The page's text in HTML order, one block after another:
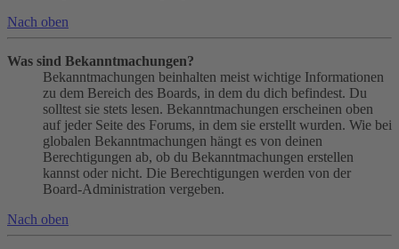
Nach oben
Was sind Bekanntmachungen?
Bekanntmachungen beinhalten meist wichtige Informationen
zu dem Bereich des Boards, in dem du dich befindest. Du
solltest sie stets lesen. Bekanntmachungen erscheinen oben
auf jeder Seite des Forums, in dem sie erstellt wurden. Wie bei
globalen Bekanntmachungen hängt es von deinen
Berechtigungen ab, ob du Bekanntmachungen erstellen
kannst oder nicht. Die Berechtigungen werden von der
Board-Administration vergeben.
Nach oben